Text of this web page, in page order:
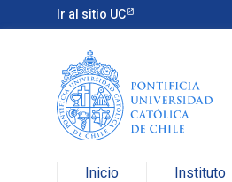
Ir al sitio UC
Inicio Instituto